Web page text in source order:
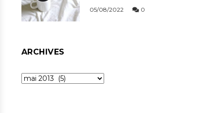
05/08/2022 0
ARCHIVES
Archives